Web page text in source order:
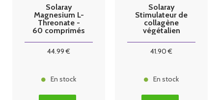
Solaray
Magnesium L-
Threonate -
60 comprimés
44.99 €
En stock
Solaray
Stimulateur de
collagène
végétalien
41.90 €
En stock